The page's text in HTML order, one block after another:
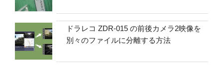
ドラレコ ZDR-015 の前後カメラ2映像を
別々のファイルに分離する方法